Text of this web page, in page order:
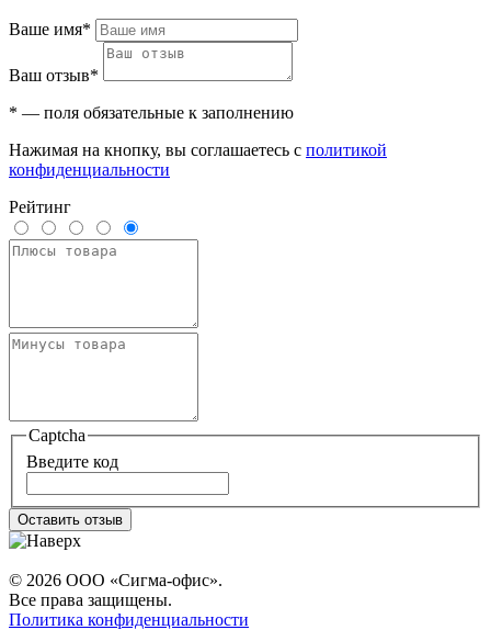
Ваше имя*
Ваш отзыв*
* — поля обязательные к заполнению
Нажимая на кнопку, вы соглашаетесь с политикой
конфиденциальности
Рейтинг
Captcha
Введите код
Оставить отзыв
© 2026 ООО «Сигма-офис».
Все права защищены.
Политика конфиденциальности